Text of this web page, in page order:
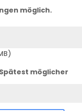
möglich.
möglicher